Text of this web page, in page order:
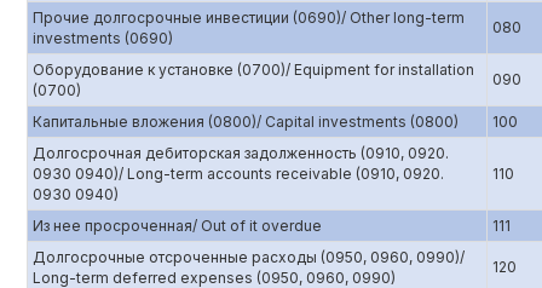
Прочие долгосрочные инвестиции (0690)/ Other long-term
investments (0690)
080
Оборудование к установке (0700)/ Equipment for installation
(0700)
090
Капитальные вложения (0800)/ Capital investments (0800)
100
Долгосрочная дебиторская задолженность (0910, 0920.
0930 0940)/ Long-term accounts receivable (0910, 0920.
0930 0940)
110
Из нее просроченная/ Out of it overdue
111
Долгосрочные отсроченные расходы (0950, 0960, 0990)/
Long-term deferred expenses (0950, 0960, 0990)
120